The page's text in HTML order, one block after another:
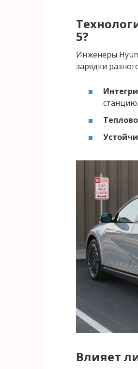
5?
Инженеры
зарядки
станцию.
Влияет